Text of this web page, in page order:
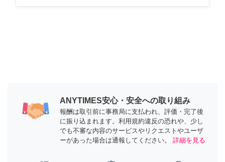
ANYTIMES安心・安全への取り組み
報酬は取引前に事務局に支払われ、評価・完了後
に振り込まれます。利用規約違反の恐れや、少し
でも不審な内容のサービスやリクエストやユーザ
ーがあった場合は通報してください。
詳細を見る